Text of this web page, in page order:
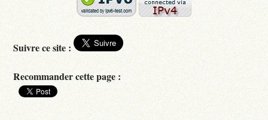
Suivre ce site :
Recommander cette page :